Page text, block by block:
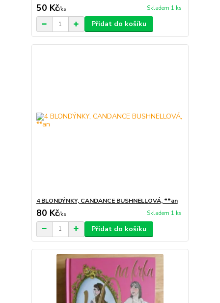
50 Kč/ks Skladem 1 ks
Přidat do košíku
4 BLONDÝNKY, CANDANCE BUSHNELLOVÁ, **an
80 Kč/ks Skladem 1 ks
Přidat do košíku